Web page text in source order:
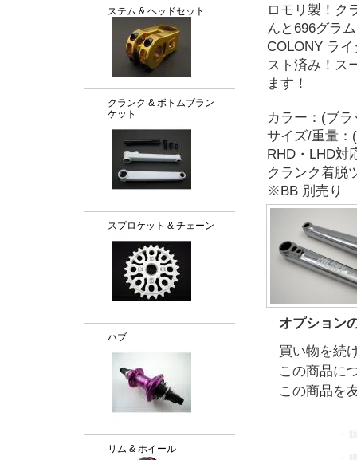
ステム & ヘッドセット
クランク & ボトムブラン
ケット
スプロケット & チェーン
ハブ
リム & ホイール
ロモリ製！ク
んと696グラ
COLONY ラ
スト済み！ス
ます！
カラー：(ブ
サイズ/重量：
RHD・LHD対
クランク着脱
※BB 別売り
オプション
買い物を続
この商品に
この商品を